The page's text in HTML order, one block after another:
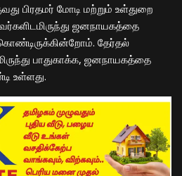
பிரதமர் மோடி மற்றும் உள்துறை
ஜனநாயகத்தை
தேர்தல்
பாதுகாக்க, ஜனநாயகத்தை
உள்ளது.